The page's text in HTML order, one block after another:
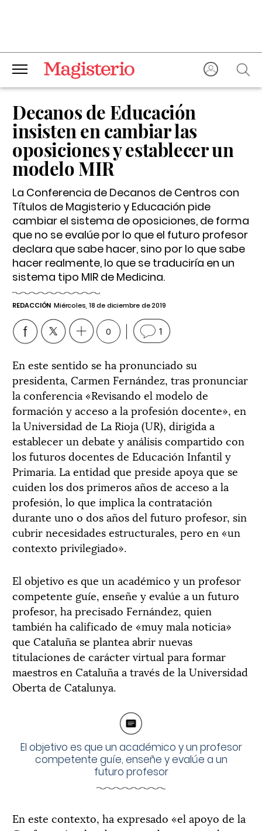
Decanos de Educación
insisten en cambiar las
oposiciones y establecer un
modelo MIR
La Conferencia de Decanos de Centros con
Títulos de Magisterio y Educación pide
cambiar el sistema de oposiciones, de forma
que no se evalúe por lo que el futuro profesor
declara que sabe hacer, sino por lo que sabe
hacer realmente, lo que se traduciría en un
sistema tipo MIR de Medicina.
REDACCIÓN Miércoles, 18 de diciembre de 2019
0 1
En este sentido se ha pronunciado su
presidenta, Carmen Fernández, tras pronunciar
la conferencia «Revisando el modelo de
formación y acceso a la profesión docente», en
la Universidad de La Rioja (UR), dirigida a
establecer un debate y análisis compartido con
los futuros docentes de Educación Infantil y
Primaria. La entidad que preside apoya que se
cuiden los dos primeros años de acceso a la
profesión, lo que implica la contratación
durante uno o dos años del futuro profesor, sin
cubrir necesidades estructurales, pero en «un
contexto privilegiado».
El objetivo es que un académico y un profesor
competente guíe, enseñe y evalúe a un futuro
profesor, ha precisado Fernández, quien
también ha calificado de «muy mala noticia»
que Cataluña se plantea abrir nuevas
titulaciones de carácter virtual para formar
maestros en Cataluña a través de la Universidad
Oberta de Catalunya.
El objetivo es que un académico y un profesor
competente guíe, enseñe y evalúe a un
futuro profesor
En este contexto, ha expresado «el apoyo de la